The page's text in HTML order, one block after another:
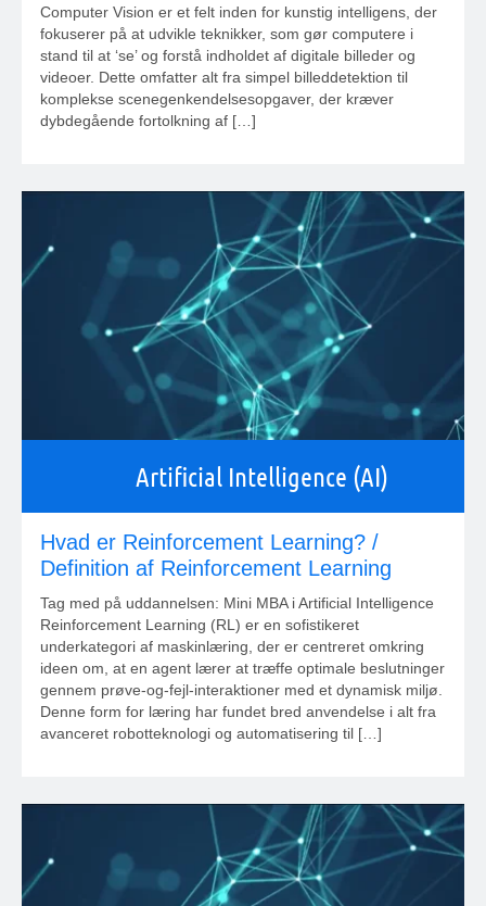
Computer Vision er et felt inden for kunstig intelligens, der
fokuserer på at udvikle teknikker, som gør computere i
stand til at ‘se’ og forstå indholdet af digitale billeder og
videoer. Dette omfatter alt fra simpel billeddetektion til
komplekse scenegenkendelsesopgaver, der kræver
dybdegående fortolkning af […]
Artificial Intelligence (AI)
Hvad er Reinforcement Learning? /
Definition af Reinforcement Learning
Tag med på uddannelsen: Mini MBA i Artificial Intelligence
Reinforcement Learning (RL) er en sofistikeret
underkategori af maskinlæring, der er centreret omkring
ideen om, at en agent lærer at træffe optimale beslutninger
gennem prøve-og-fejl-interaktioner med et dynamisk miljø.
Denne form for læring har fundet bred anvendelse i alt fra
avanceret robotteknologi og automatisering til […]